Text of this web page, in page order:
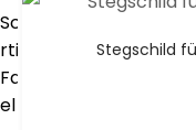
Stegschild
WIR